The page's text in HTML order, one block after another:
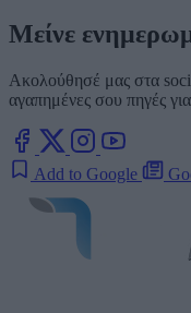
Μείνε
Ακολούθησέ μας στα
αγαπημένες σου πηγές
Add to Google